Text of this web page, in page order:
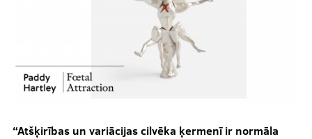
“Atšķirības un variācijas cilvēka ķermenī ir normāla